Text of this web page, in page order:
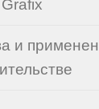
и